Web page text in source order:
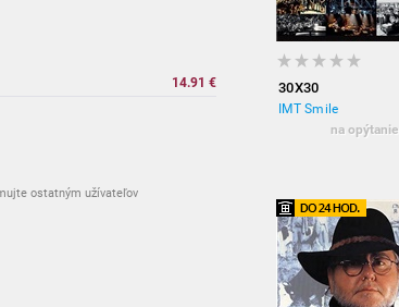
14.91 €
ostatným užívateľov
30X30
IMT Smile
na opýtanie